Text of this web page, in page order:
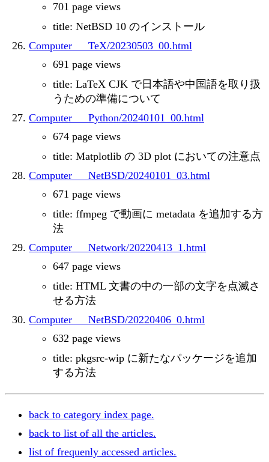
701 page views
title: NetBSD 10 のインストール
Computer___TeX/20230503_00.html
691 page views
title: LaTeX CJK で日本語や中国語を取り扱
うための準備について
Computer___Python/20240101_00.html
674 page views
title: Matplotlib の 3D plot においての注意点
Computer___NetBSD/20240101_03.html
671 page views
title: ffmpeg で動画に metadata を追加する方
法
Computer___Network/20220413_1.html
647 page views
title: HTML 文書の中の一部の文字を点滅さ
せる方法
Computer___NetBSD/20220406_0.html
632 page views
title: pkgsrc-wip に新たなパッケージを追加
する方法
back to category index page.
back to list of all the articles.
list of frequenly accessed articles.